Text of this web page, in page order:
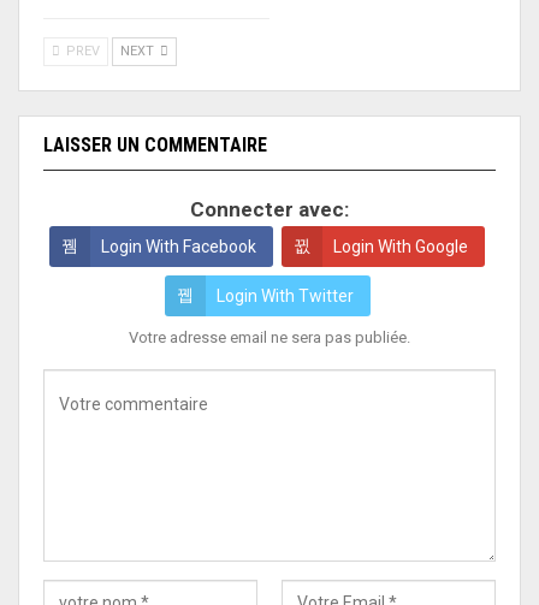
PREV NEXT
LAISSER UN COMMENTAIRE
Connecter avec:
Login With Facebook Login With Google
Login With Twitter
Votre adresse email ne sera pas publiée.